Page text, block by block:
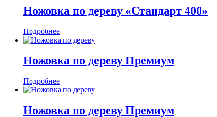
Ножовка по дереву «Стандарт 400»
Подробнее
Ножовка по дереву Премиум
Подробнее
Ножовка по дереву Премиум